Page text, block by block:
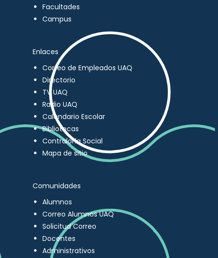
Facultades
Campus
Enlaces
Correo de Empleados UAQ
Directorio
TV UAQ
Radio UAQ
Calendario Escolar
Bibliotecas
Contraloría Social
Mapa de sitio
Comunidades
Alumnos
Correo Alumnos UAQ
Solicitud Correo
Docentes
Administrativos